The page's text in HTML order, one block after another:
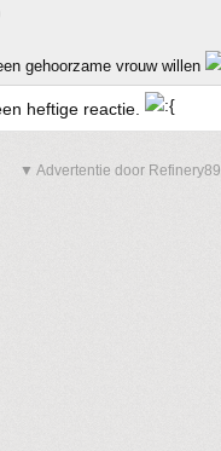
gehoorzame vrouw willen
heftige reactie.
▼ Advertentie door Refinery89